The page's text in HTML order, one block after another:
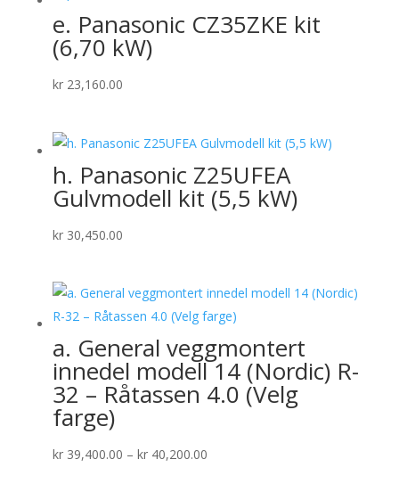
e. Panasonic CZ35ZKE kit
(6,70 kW)
kr23,160.00
h. Panasonic Z25UFEA
Gulvmodell kit (5,5 kW)
kr30,450.00
a. General veggmontert
innedel modell 14 (Nordic) R-
32 – Råtassen 4.0 (Velg
farge)
kr39,400.00 – kr40,200.00Prisområde: